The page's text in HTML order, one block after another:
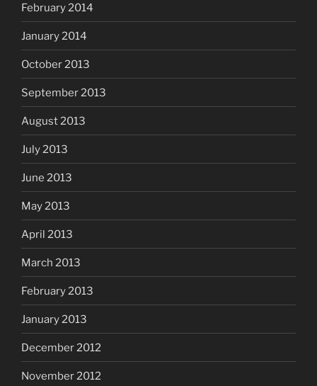
February 2014
January 2014
October 2013
September 2013
August 2013
July 2013
June 2013
May 2013
April 2013
March 2013
February 2013
January 2013
December 2012
November 2012